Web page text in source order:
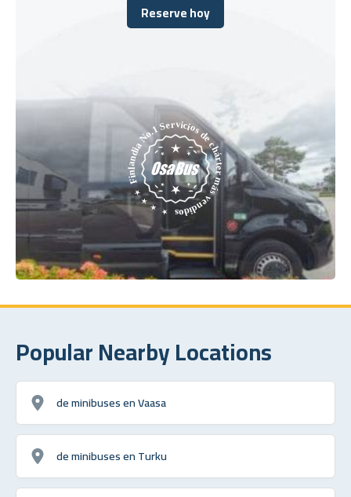
Reserve hoy
Reserve hoy
Popular Nearby Locations
de minibuses en Vaasa
de minibuses en Turku